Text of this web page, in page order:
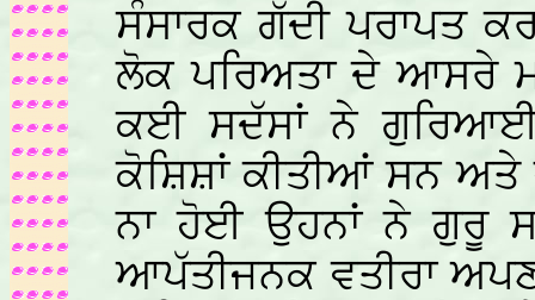
ਸੰਸਾਰਕ ਗੱਦੀ ਪਰਾਪਤ
ਲੋਕ ਪਰਿਅਤਾ ਦੇ ਆਸਰੇ
ਕਈ ਸਦੱਸਾਂ ਨੇ
ਕੋਸ਼ਿਸ਼ਾਂ ਕੀਤੀਆਂ ਸਨ ਅਤੇ
ਨਾ ਹੋਈ ਉਹਨਾਂ ਨੇ ਗੁਰੂ
ਆਪੱਤੀਜਨਕ ਵਤੀਰਾ